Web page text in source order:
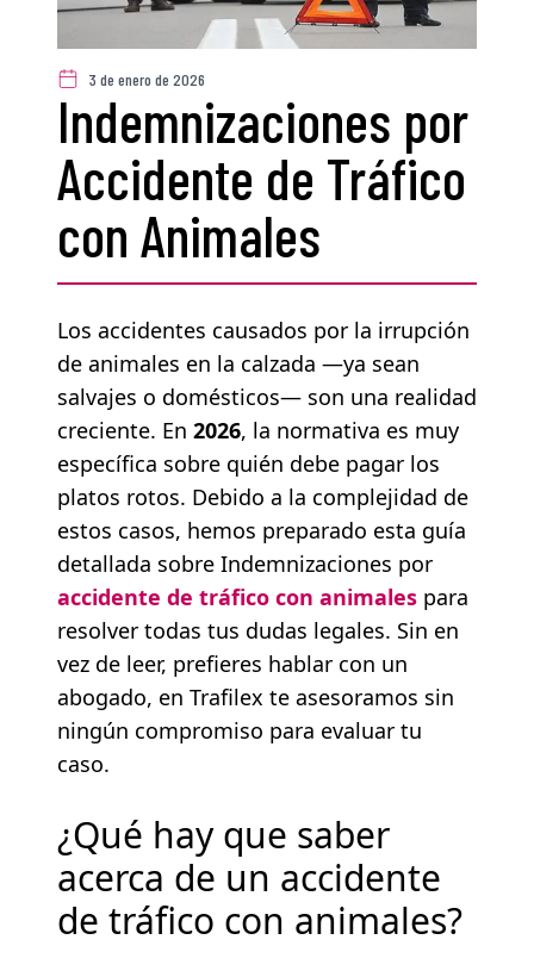
3 de enero de 2026
Indemnizaciones por
Accidente de Tráfico
con Animales
Los accidentes causados por la irrupción
de animales en la calzada —ya sean
salvajes o domésticos— son una realidad
creciente. En 2026, la normativa es muy
específica sobre quién debe pagar los
platos rotos. Debido a la complejidad de
estos casos, hemos preparado esta guía
detallada sobre Indemnizaciones por
accidente de tráfico con animales para
resolver todas tus dudas legales. Sin en
vez de leer, prefieres hablar con un
abogado, en Trafilex te asesoramos sin
ningún compromiso para evaluar tu
caso.
¿Qué hay que saber
acerca de un accidente
de tráfico con animales?